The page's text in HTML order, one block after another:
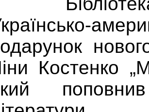
Костенко